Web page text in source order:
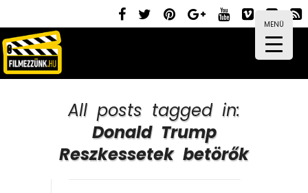
MENÜ
All posts tagged in:
Donald Trump
Reszkessetek betörők